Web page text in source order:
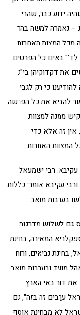
ידוע כבר, שהרי
– נאמרה למשה בהר
מכל המצות האחרות
באים כל הפרטים
את דקדוקיהן בי"ג
כי רק לגבי
להביא את כל הפרשה
ממנה למצוות
זה אלא כדי
המצוות האחרות.
עקיבא. רבי ישמעאל
עקיבא אומר: כללות
בערבות מואב.
גם לשלוש מדרגות
המאירה, בחינת
בחינת נביאים, ורוח
מועד ובערבות מואב.
את דור באי הארץ
ערֵבים זה בזה", גם
לא מבחינת אוסף